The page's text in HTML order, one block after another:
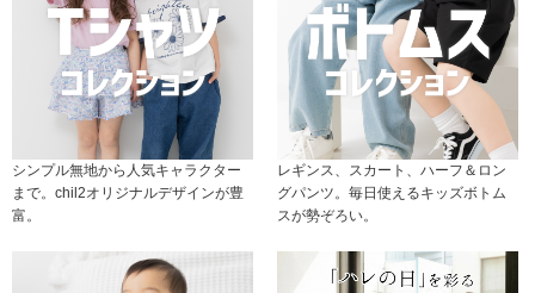
シンプル無地から人気キャラクター
まで。chil2オリジナルデザインが豊
富。
レギンス、スカート、ハーフ＆ロン
グパンツ。毎日使えるキッズボトム
スが勢ぞろい。